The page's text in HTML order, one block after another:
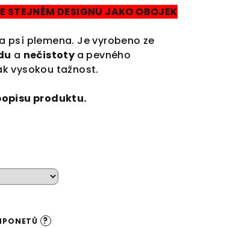
STEJNÉM DESIGNU JAKO OBOJEK
psí plemena. Je vyrobeno ze
a nečistoty a pevného
vysokou tažnost.
produktu.
?